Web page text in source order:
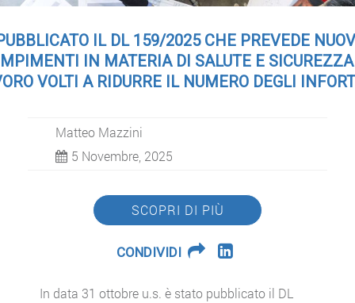
IL DL 159/2025 CHE PREVEDE
IN MATERIA DI SALUTE E
VOLTI A RIDURRE IL NUMERO DEGLI
Matteo Mazzini
5 Novembre, 2025
SCOPRI DI PIÙ
CONDIVIDI
In data 31 ottobre u.s. è stato pubblicato il DL